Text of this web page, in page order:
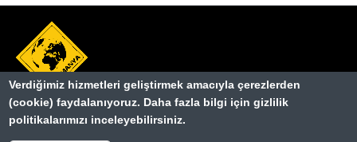
Dipnot
Hakkımızda
Verdiğimiz hizmetleri geliştirmek amacıyla çerezlerden
(cookie) faydalanıyoruz. Daha fazla bilgi için gizlilik
politikalarımızı inceleyebilirsiniz.